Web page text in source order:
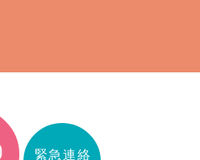
緊急連絡